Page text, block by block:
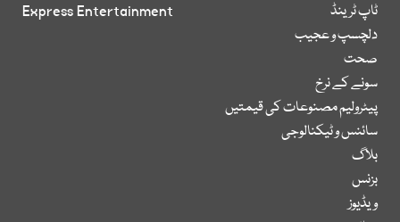
ٹاپ ٹرینڈ
دلچسپ و عجیب
صحت
سونے کے نرخ
پیٹرولیم مصنوعات کی قیمتیں
سائنس و ٹیکنالوجی
بلاگ
بزنس
ویڈیوز
Express Entertainment